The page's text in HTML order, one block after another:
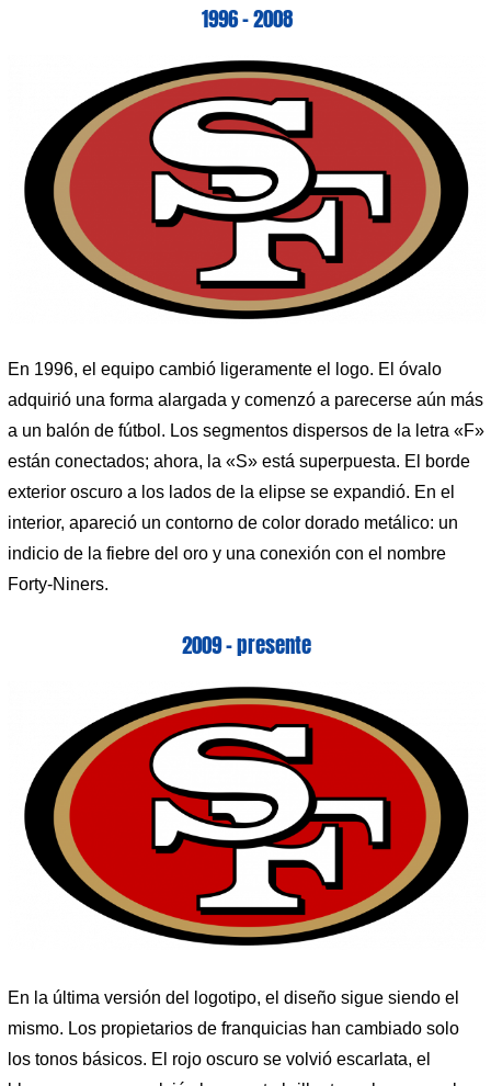
1996 – 2008
En 1996, el equipo cambió ligeramente el logo. El óvalo
adquirió una forma alargada y comenzó a parecerse aún más
a un balón de fútbol. Los segmentos dispersos de la letra «F»
están conectados; ahora, la «S» está superpuesta. El borde
exterior oscuro a los lados de la elipse se expandió. En el
interior, apareció un contorno de color dorado metálico: un
indicio de la fiebre del oro y una conexión con el nombre
Forty-Niners.
2009 – presente
En la última versión del logotipo, el diseño sigue siendo el
mismo. Los propietarios de franquicias han cambiado solo
los tonos básicos. El rojo oscuro se volvió escarlata, el